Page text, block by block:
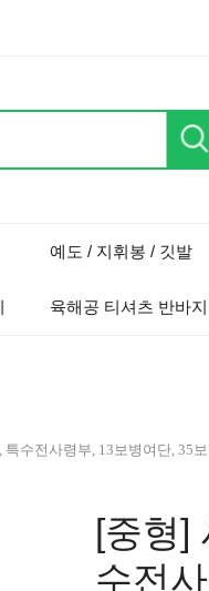
예도 / 지휘봉 / 깃발
육해공 티셔츠 반바지
수전사령부, 13보병여단, 35
[중형]
수전